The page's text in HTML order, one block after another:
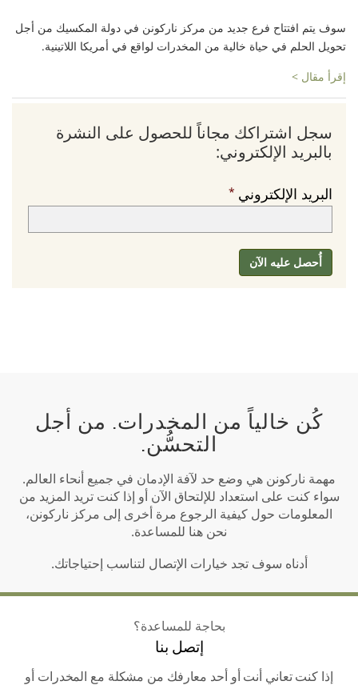
سوف يتم افتتاح فرع جديد من مركز ناركونن في دولة المكسيك من أجل
تحويل الحلم في حياة خالية من المخدرات لواقع في أمريكا اللاتينية.
إقرأ مقال >
سجل اشتراكك مجاناً للحصول على النشرة
بالبريد الإلكتروني:
البريد الإلكتروني
أُحصل عليه الآن
كُن خالياً من المخدرات. من أجل
التحسُّن.
مهمة ناركونن هي وضع حد لآفة الإدمان في جميع أنحاء العالم.
سواء كنت على استعداد للإلتحاق الآن أو إذا كنت تريد المزيد من
المعلومات حول كيفية الرجوع مرة أخرى إلى مركز ناركونن،
نحن هنا للمساعدة.
أدناه سوف تجد خيارات الإتصال لتناسب إحتياجاتك.
بحاجة للمساعدة؟
إتصل بنا
إذا كنت تعاني أنت أو أحد معارفك من مشكلة مع المخدرات أو